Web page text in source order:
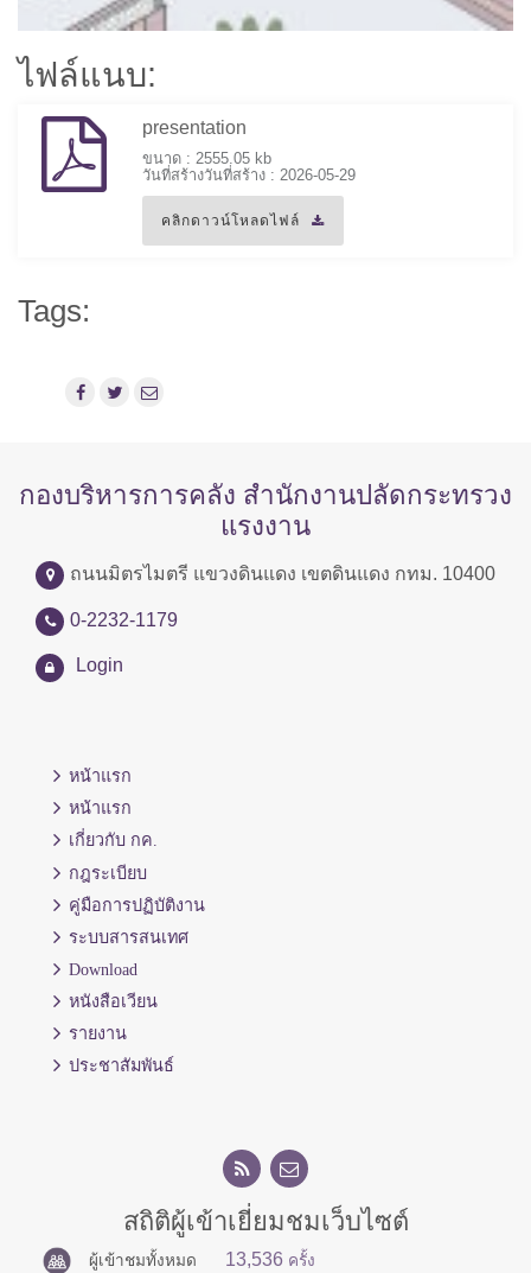
ไฟล์แนบ:
presentation
ขนาด : 2555.05 kb
วันที่สร้างวันที่สร้าง : 2026-05-29
คลิกดาวน์โหลดไฟล์
Tags:
กองบริหารการคลัง สำนักงานปลัดกระทรวง
แรงงาน
ถนนมิตรไมตรี แขวงดินแดง เขตดินแดง กทม. 10400
0-2232-1179
Login
หน้าแรก
หน้าแรก
เกี่ยวกับ กค.
กฎระเบียบ
คู่มือการปฏิบัติงาน
ระบบสารสนเทศ
Download
หนังสือเวียน
รายงาน
ประชาสัมพันธ์
สถิติผู้เข้าเยี่ยมชมเว็บไซต์
ผู้เข้าชมทั้งหมด 13,536 ครั้ง